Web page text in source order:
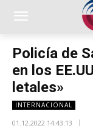
Policía de
en los
letales»
INTERNACIONAL
01.12.2022 14:43:13